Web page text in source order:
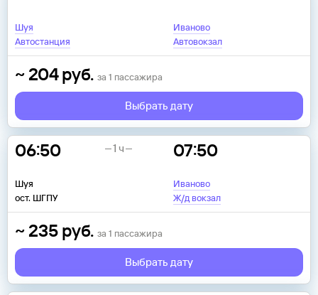
Шуя
Автостанция
Иваново
Автовокзал
~ 204 руб. за 1 пассажира
Выбрать дату
06:50
Шуя
ост. ШГПУ
07:50
Иваново
Ж/д вокзал
1 ч
~ 235 руб. за 1 пассажира
Выбрать дату